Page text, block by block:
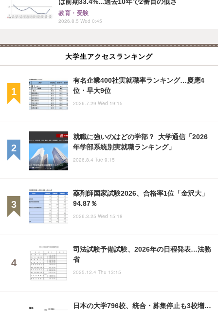
教育・受験
2026.8.5 Wed 0:45
大学生アクセスランキング
有名企業400社実就職率ランキング…慶應4
位・早大9位
2026.7.29 Wed 19:15
就職に強いのはどの学部？ 大学通信「2026
年学部系統別実就職ランキング」
2026.8.4 Tue 9:15
薬剤師国家試験2026、合格率1位「金沢大」
94.87％
2026.3.25 Wed 15:18
司法試験予備試験、2026年の日程発表…法務
省
2025.12.4 Thu 13:15
日本の大学796校、統合・募集停止も3校増…